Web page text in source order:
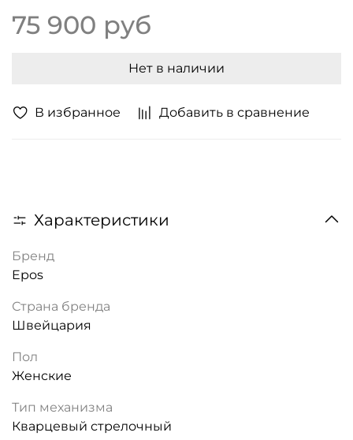
В избранное Добавить в сравнение
75 900 руб
Нет в наличии
Характеристики
Бренд
Epos
Страна бренда
Швейцария
Пол
Женские
Тип механизма
Кварцевый стрелочный